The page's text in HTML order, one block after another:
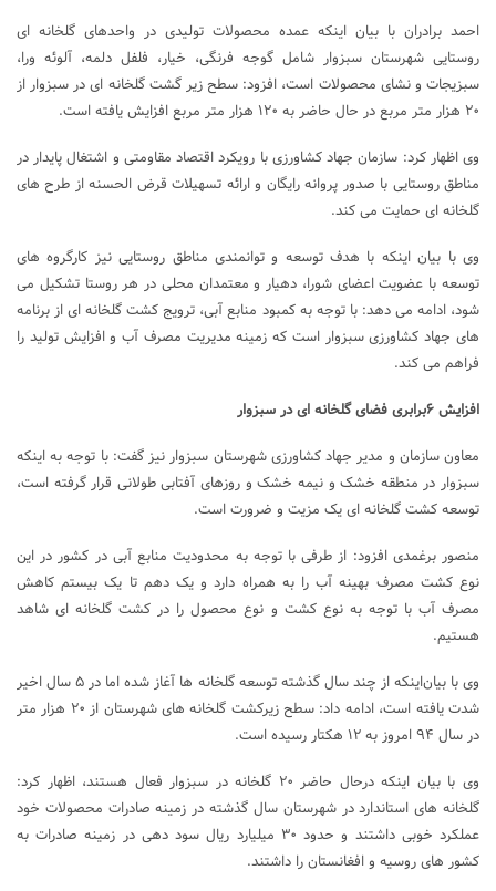
احمد برادران با بیان اینکه عمده محصولات تولیدی در واحدهای گلخانه ای
روستایی شهرستان سبزوار شامل گوجه فرنگی، خیار، فلفل دلمه، آلوئه ورا،
سبزیجات و نشای محصولات است، افزود: سطح زیر گشت گلخانه ای در سبزوار از
۲۰ هزار متر مربع در حال حاضر به ۱۲۰ هزار متر مربع افزایش یافته است.
وی اظهار کرد: سازمان جهاد کشاورزی با رویکرد اقتصاد مقاومتی و اشتغال پایدار در
مناطق روستایی با صدور پروانه رایگان و ارائه تسهیلات قرض الحسنه از طرح های
گلخانه ای حمایت می کند.
وی با بیان اینکه با هدف توسعه و توانمندی مناطق روستایی نیز کارگروه های
توسعه با عضویت اعضای شورا، دهیار و معتمدان محلی در هر روستا تشکیل می
شود، ادامه می دهد: با توجه به کمبود منابع آبی، ترویج کشت گلخانه ای از برنامه
های جهاد کشاورزی سبزوار است که زمینه مدیریت مصرف آب و افزایش تولید را
فراهم می کند.
افزایش ۶برابری فضای گلخانه ای در سبزوار
معاون سازمان و مدیر جهاد کشاورزی شهرستان سبزوار نیز گفت: با توجه به اینکه
سبزوار در منطقه خشک و نیمه خشک و روزهای آفتابی طولانی قرار گرفته است،
توسعه کشت گلخانه ای یک مزیت و ضرورت است.
منصور برغمدی افزود: از طرفی با توجه به محدودیت منابع آبی در کشور در این
نوع کشت مصرف بهینه آب را به همراه دارد و یک دهم تا یک بیستم کاهش
مصرف آب با توجه به نوع کشت و نوع محصول را در کشت گلخانه ای شاهد
هستیم.
وی با بیان‌اینکه از چند سال گذشته توسعه گلخانه ها آغاز شده اما در ۵ سال اخیر
شدت یافته است، ادامه داد: سطح زیرکشت گلخانه های شهرستان از ۲۰ هزار متر
در سال ۹۴ امروز به ۱۲ هکتار رسیده است.
وی با بیان اینکه درحال حاضر ۲۰ گلخانه در سبزوار فعال هستند، اظهار کرد:
گلخانه های استاندارد در شهرستان سال گذشته در زمینه صادرات محصولات خود
عملکرد خوبی داشتند و حدود ۳۰ میلیارد ریال سود دهی در زمینه صادرات به
کشور های روسیه و افغانستان را داشتند.